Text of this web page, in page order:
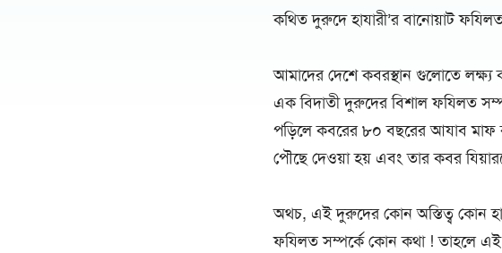
কথিত দুরুদে হাযারী’র বানোয়াট
আমাদের দেশে কবরস্থান গুলোতে লক্ষ্য
এক বিদাতী দুরুদের বিশাল ফযিলত
পড়িলে কবরের ৮০ বছরের আযাব মাফ
পৌছে দেওয়া হয় এবং তার কবর
অথচ, এই দুরুদের কোন অস্তিত্ব কোন
ফযিলত সম্পর্কে কোন কথা ! তাহলে